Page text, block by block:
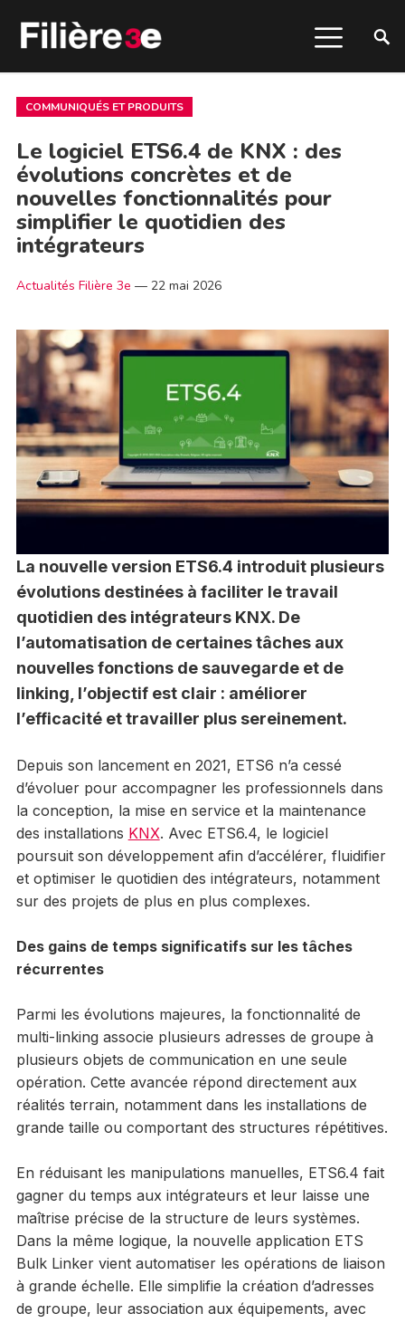
COMMUNIQUÉS ET PRODUITS
Le logiciel ETS6.4 de KNX : des
évolutions concrètes et de
nouvelles fonctionnalités pour
simplifier le quotidien des
intégrateurs
Actualités Filière 3e — 22 mai 2026
La nouvelle version ETS6.4 introduit plusieurs
évolutions destinées à faciliter le travail
quotidien des intégrateurs KNX. De
l’automatisation de certaines tâches aux
nouvelles fonctions de sauvegarde et de
linking, l’objectif est clair : améliorer
l’efficacité et travailler plus sereinement.
Depuis son lancement en 2021, ETS6 n’a cessé
d’évoluer pour accompagner les professionnels dans
la conception, la mise en service et la maintenance
des installations KNX. Avec ETS6.4, le logiciel
poursuit son développement afin d’accélérer, fluidifier
et optimiser le quotidien des intégrateurs, notamment
sur des projets de plus en plus complexes.
Des gains de temps significatifs sur les tâches
récurrentes
Parmi les évolutions majeures, la fonctionnalité de
multi-linking associe plusieurs adresses de groupe à
plusieurs objets de communication en une seule
opération. Cette avancée répond directement aux
réalités terrain, notamment dans les installations de
grande taille ou comportant des structures répétitives.
En réduisant les manipulations manuelles, ETS6.4 fait
gagner du temps aux intégrateurs et leur laisse une
maîtrise précise de la structure de leurs systèmes.
Dans la même logique, la nouvelle application ETS
Bulk Linker vient automatiser les opérations de liaison
à grande échelle. Elle simplifie la création d’adresses
de groupe, leur association aux équipements, avec